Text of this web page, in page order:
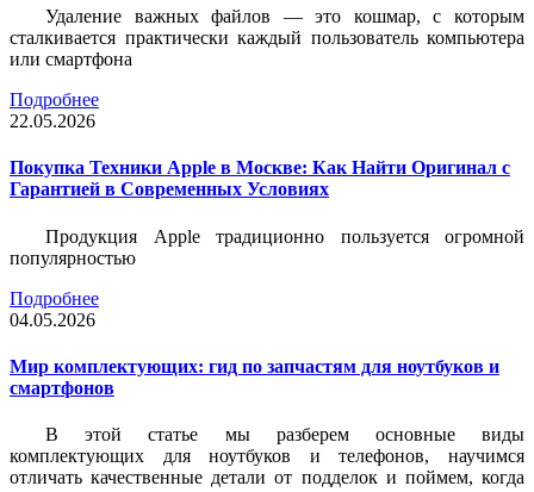
Удаление важных файлов — это кошмар, с которым
сталкивается практически каждый пользователь компьютера
или смартфона
Подробнее
22.05.2026
Покупка Техники Apple в Москве: Как Найти Оригинал с
Гарантией в Современных Условиях
Продукция Apple традиционно пользуется огромной
популярностью
Подробнее
04.05.2026
Мир комплектующих: гид по запчастям для ноутбуков и
смартфонов
В этой статье мы разберем основные виды
комплектующих для ноутбуков и телефонов, научимся
отличать качественные детали от подделок и поймем, когда